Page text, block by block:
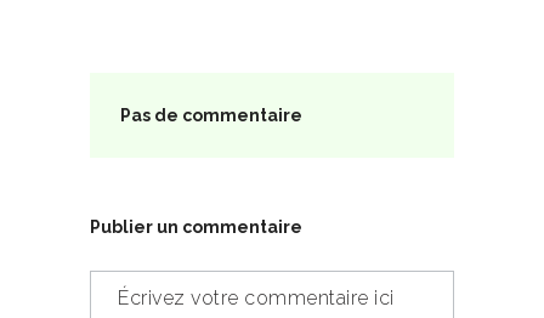
Pas de commentaire
Publier un commentaire